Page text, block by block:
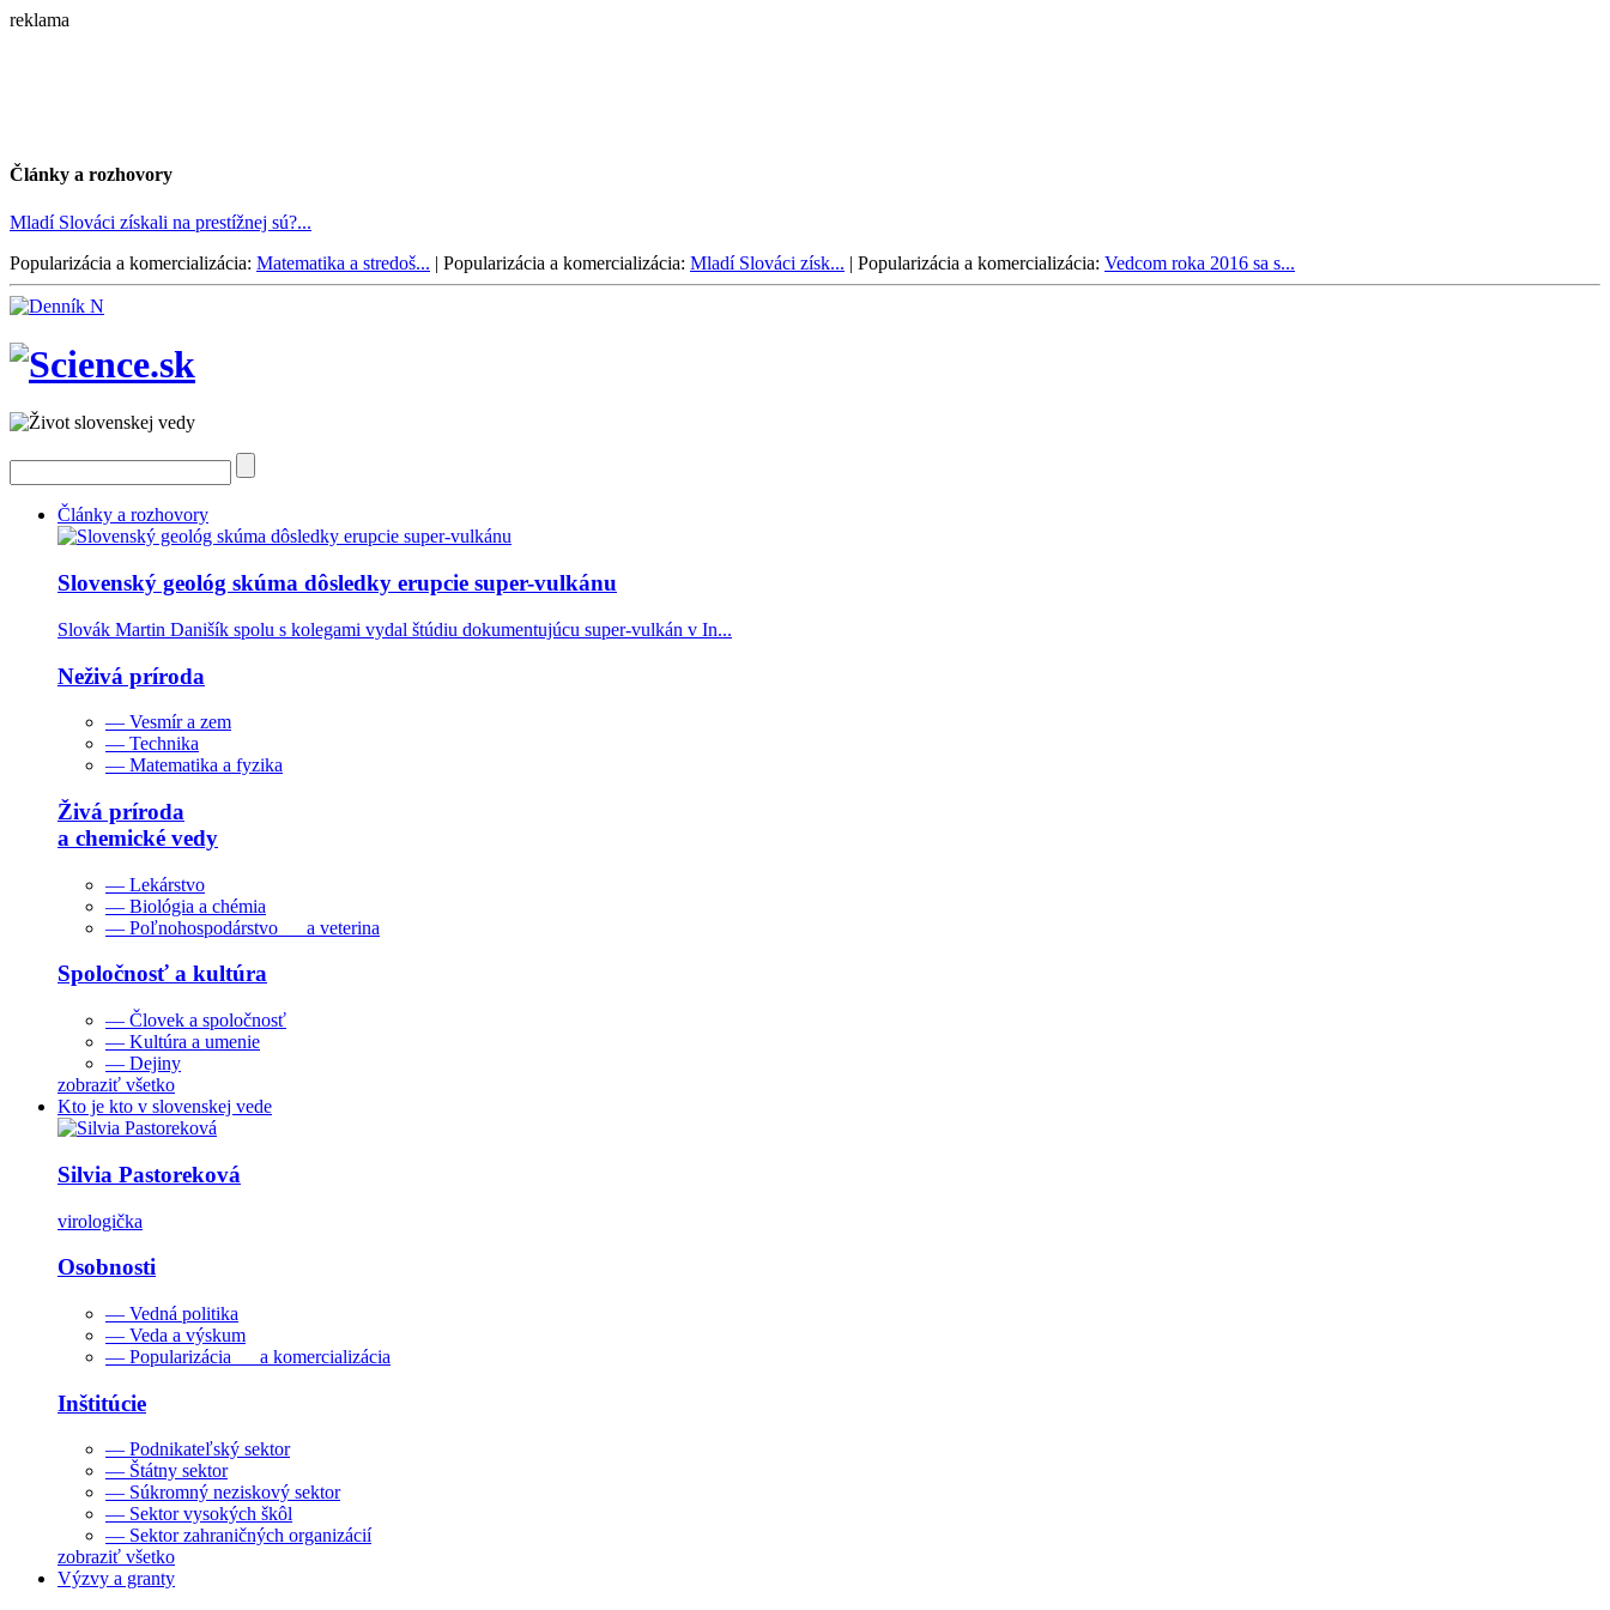
reklama
Články a rozhovory
Mladí Slováci získali na prestížnej sú?...
Popularizácia a komercializácia: Matematika a stredoš... | Popularizácia a komercializácia: Mladí Slováci získ... | Popularizácia a komercializácia: Vedcom roka 2016 sa s...
Články a rozhovory
Slovenský geológ skúma dôsledky erupcie super-vulkánu
Slovák Martin Danišík spolu s kolegami vydal štúdiu dokumentujúcu super-vulkán v In...
Neživá príroda
— Vesmír a zem
— Technika
— Matematika a fyzika
Živá príroda
a chemické vedy
— Lekárstvo
— Biológia a chémia
— Poľnohospodárstvo a veterina
Spoločnosť a kultúra
— Človek a spoločnosť
— Kultúra a umenie
— Dejiny
zobraziť všetko
Kto je kto v slovenskej vede
Silvia Pastoreková
virologička
Osobnosti
— Vedná politika
— Veda a výskum
— Popularizácia a komercializácia
Inštitúcie
— Podnikateľský sektor
— Štátny sektor
— Súkromný neziskový sektor
— Sektor vysokých škôl
— Sektor zahraničných organizácií
zobraziť všetko
Výzvy a granty